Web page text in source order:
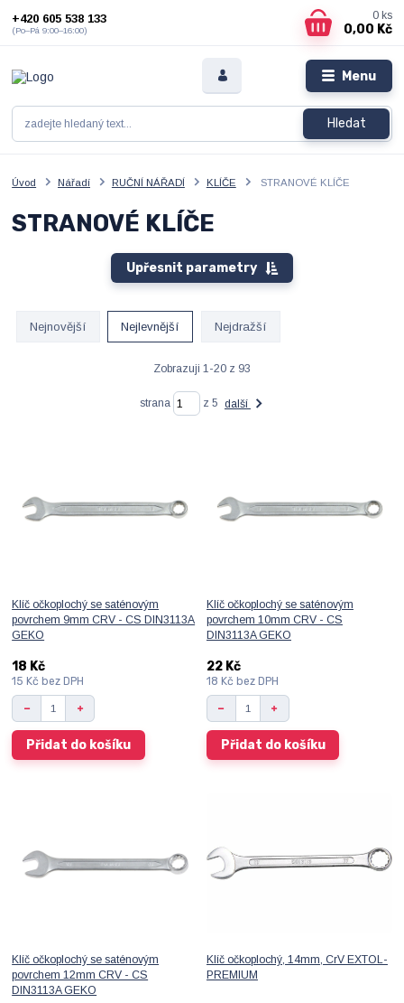
Menu
Hledat
+420 605 538 133
(Po–Pá 9:00–16:00)
0 ks
0,00 Kč
Úvod Nářadí RUČNÍ NÁŘADÍ KLÍČE STRANOVÉ KLÍČE
STRANOVÉ KLÍČE
Upřesnit parametry
Nejnovější Nejlevnější Nejdražší
Zobrazuji 1-20 z 93
strana z 5 další
Klíč očkoplochý se saténovým
povrchem 9mm CRV - CS DIN3113A
GEKO
18 Kč
15 Kč bez DPH
Přidat do košíku
Klíč očkoplochý se saténovým
povrchem 10mm CRV - CS
DIN3113A GEKO
22 Kč
18 Kč bez DPH
Přidat do košíku
Klíč očkoplochý se saténovým
povrchem 12mm CRV - CS
DIN3113A GEKO
Klíč očkoplochý, 14mm, CrV EXTOL-
PREMIUM